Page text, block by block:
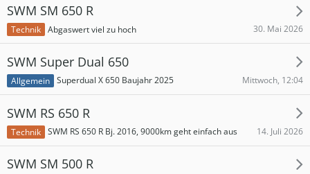
SWM SM 650 R
Technik Abgaswert viel zu hoch 30. Mai 2026
SWM Super Dual 650
Allgemein Superdual X 650 Baujahr 2025 Mittwoch, 12:04
SWM RS 650 R
Technik SWM RS 650 R Bj. 2016, 9000km geht einfach aus 14. Juli 2026
SWM SM 500 R